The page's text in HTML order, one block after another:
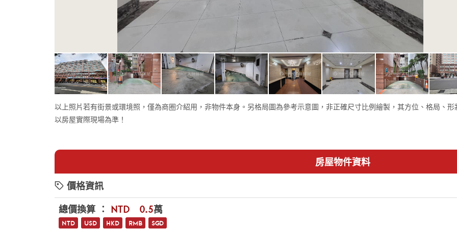
以上照片若有街景或環境照，僅為商圈介紹用，非物件本身。另格局圖為參考示意圖，非正確尺寸比例繪製，其方位、格局、形
以房屋實際現場為準！
房屋物件資料
價格資訊
總價換算 ： NTD $0.5萬
NTD USD HKD RMB SGD